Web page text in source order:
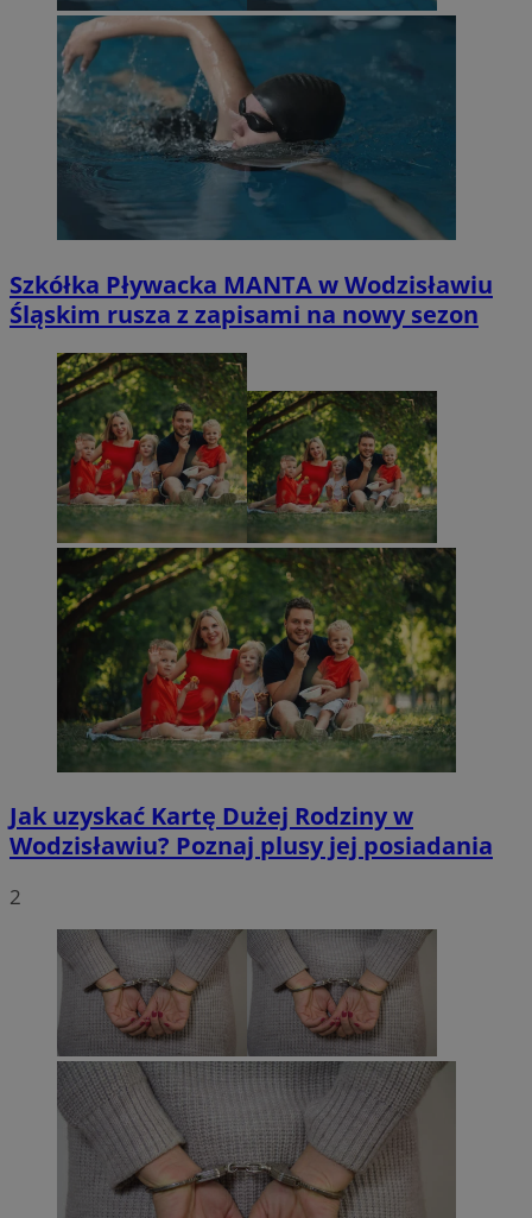
Szkółka Pływacka MANTA w Wodzisławiu
Śląskim rusza z zapisami na nowy sezon
Jak uzyskać Kartę Dużej Rodziny w
Wodzisławiu? Poznaj plusy jej posiadania
2